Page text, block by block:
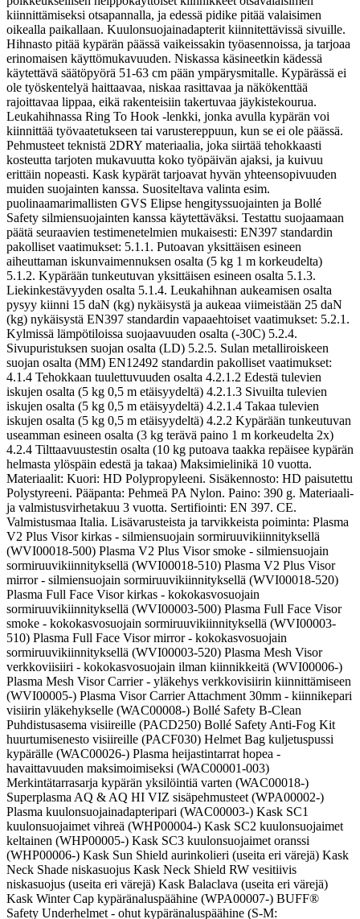
kiinnittämiseksi otsapannalla, ja edessä pidike pitää valaisimen
oikealla paikallaan. Kuulonsuojainadapterit kiinnitettävissä sivuille.
Hihnasto pitää kypärän päässä vaikeissakin työasennoissa, ja tarjoaa
erinomaisen käyttömukavuuden. Niskassa käsineetkin kädessä
käytettävä säätöpyörä 51-63 cm pään ympärysmitalle. Kypärässä ei
ole työskentelyä haittaavaa, niskaa rasittavaa ja näkökenttää
rajoittavaa lippaa, eikä rakenteisiin takertuvaa jäykistekourua.
Leukahihnassa Ring To Hook -lenkki, jonka avulla kypärän voi
kiinnittää työvaatetukseen tai varustereppuun, kun se ei ole päässä.
Pehmusteet teknistä 2DRY materiaalia, joka siirtää tehokkaasti
kosteutta tarjoten mukavuutta koko työpäivän ajaksi, ja kuivuu
erittäin nopeasti. Kask kypärät tarjoavat hyvän yhteensopivuuden
muiden suojainten kanssa. Suositeltava valinta esim.
puolinaamarimallisten GVS Elipse hengityssuojainten ja Bollé
Safety silmiensuojainten kanssa käytettäväksi. Testattu suojaamaan
päätä seuraavien testimenetelmien mukaisesti: EN397 standardin
pakolliset vaatimukset: 5.1.1. Putoavan yksittäisen esineen
aiheuttaman iskunvaimennuksen osalta (5 kg 1 m korkeudelta)
5.1.2. Kypärään tunkeutuvan yksittäisen esineen osalta 5.1.3.
Liekinkestävyyden osalta 5.1.4. Leukahihnan aukeamisen osalta
pysyy kiinni 15 daN (kg) nykäisystä ja aukeaa viimeistään 25 daN
(kg) nykäisystä EN397 standardin vapaaehtoiset vaatimukset: 5.2.1.
Kylmissä lämpötiloissa suojaavuuden osalta (-30C) 5.2.4.
Sivupuristuksen suojan osalta (LD) 5.2.5. Sulan metalliroiskeen
suojan osalta (MM) EN12492 standardin pakolliset vaatimukset:
4.1.4 Tehokkaan tuulettuvuuden osalta 4.2.1.2 Edestä tulevien
iskujen osalta (5 kg 0,5 m etäisyydeltä) 4.2.1.3 Sivuilta tulevien
iskujen osalta (5 kg 0,5 m etäisyydeltä) 4.2.1.4 Takaa tulevien
iskujen osalta (5 kg 0,5 m etäisyydeltä) 4.2.2 Kypärään tunkeutuvan
useamman esineen osalta (3 kg terävä paino 1 m korkeudelta 2x)
4.2.4 Tilttaavuustestin osalta (10 kg putoava taakka repäisee kypärän
helmasta ylöspäin edestä ja takaa) Maksimielinikä 10 vuotta.
Materiaalit: Kuori: HD Polypropyleeni. Sisäkennosto: HD paisutettu
Polystyreeni. Pääpanta: Pehmeä PA Nylon. Paino: 390 g. Materiaali-
ja valmistusvirhetakuu 3 vuotta. Sertifiointi: EN 397. CE.
Valmistusmaa Italia. Lisävarusteista ja tarvikkeista poiminta: Plasma
V2 Plus Visor kirkas - silmiensuojain sormiruuvikiinnityksellä
(WVI00018-500) Plasma V2 Plus Visor smoke - silmiensuojain
sormiruuvikiinnityksellä (WVI00018-510) Plasma V2 Plus Visor
mirror - silmiensuojain sormiruuvikiinnityksellä (WVI00018-520)
Plasma Full Face Visor kirkas - kokokasvosuojain
sormiruuvikiinnityksellä (WVI00003-500) Plasma Full Face Visor
smoke - kokokasvosuojain sormiruuvikiinnityksellä (WVI00003-
510) Plasma Full Face Visor mirror - kokokasvosuojain
sormiruuvikiinnityksellä (WVI00003-520) Plasma Mesh Visor
verkkoviisiiri - kokokasvosuojain ilman kiinnikkeitä (WVI00006-)
Plasma Mesh Visor Carrier - yläkehys verkkovisiirin kiinnittämiseen
(WVI00005-) Plasma Visor Carrier Attachment 30mm - kiinnikepari
visiirin yläkehykselle (WAC00008-) Bollé Safety B-Clean
Puhdistusasema visiireille (PACD250) Bollé Safety Anti-Fog Kit
huurtumisenesto visiireille (PACF030) Helmet Bag kuljetuspussi
kypärälle (WAC00026-) Plasma heijastintarrat hopea -
havaittavuuden maksimoimiseksi (WAC00001-003)
Merkintätarrasarja kypärän yksilöintiä varten (WAC00018-)
Superplasma AQ & AQ HI VIZ sisäpehmusteet (WPA00002-)
Plasma kuulonsuojainadapteripari (WAC00003-) Kask SC1
kuulonsuojaimet vihreä (WHP00004-) Kask SC2 kuulonsuojaimet
keltainen (WHP00005-) Kask SC3 kuulonsuojaimet oranssi
(WHP00006-) Kask Sun Shield aurinkolieri (useita eri värejä) Kask
Neck Shade niskasuojus Kask Neck Shield RW vesitiivis
niskasuojus (useita eri värejä) Kask Balaclava (useita eri värejä)
Kask Winter Cap kypäränaluspäähine (WPA00007-) BUFF®
Safety Underhelmet - ohut kypäränaluspäähine (S-M: